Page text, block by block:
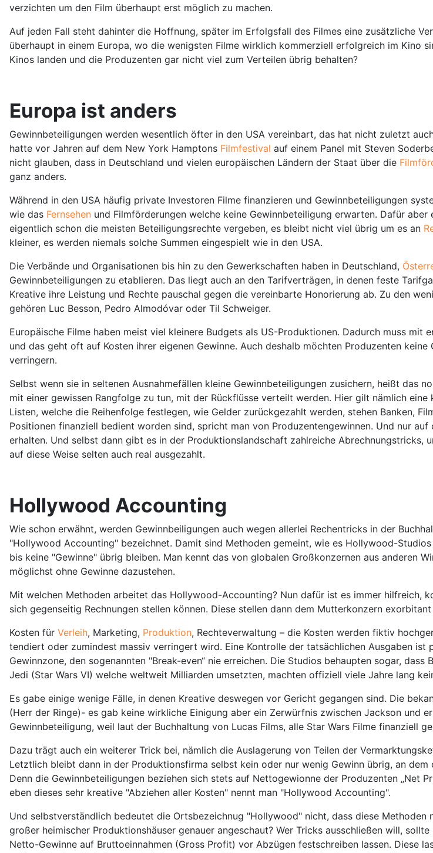
verzichten um den Film überhaupt erst möglich zu machen.
Auf jeden Fall steht dahinter die Hoffnung, später im Erfolgsfall des Filmes eine zusätzliche
überhaupt in einem Europa, wo die wenigsten Filme wirklich kommerziell erfolgreich im Kino
Kinos landen und die Produzenten gar nicht viel zum Verteilen übrig behalten?
Europa ist anders
Gewinnbeteiligungen werden wesentlich öfter in den USA vereinbart, das hat nicht zuletzt
hatte vor Jahren auf dem New York Hamptons Filmfestival auf einem Panel mit Steven
nicht glauben, dass in Deutschland und vielen europäischen Ländern der Staat über die
ganz anders.
Während in den USA häufig private Investoren Filme finanzieren und Gewinnbeteiligungen
wie das Fernsehen und Filmförderungen welche keine Gewinnbeteiligung erwarten. Dafür
eigentlich schon die meisten Beteiligungsrechte vergeben, es bleibt nicht viel übrig um es an
kleiner, es werden niemals solche Summen eingespielt wie in den USA.
Die Verbände und Organisationen bis hin zu den Gewerkschaften haben in Deutschland,
Gewinnbeteiligungen zu etablieren. Das liegt auch an den Tarifverträgen, in denen feste
Kreative ihre Leistung und Rechte pauschal gegen die vereinbarte Honorierung ab. Zu den
gehören Luc Besson, Pedro Almodóvar oder Til Schweiger.
Europäische Filme haben meist viel kleinere Budgets als US-Produktionen. Dadurch muss
und das geht oft auf Kosten ihrer eigenen Gewinne. Auch deshalb möchten Produzenten
verringern.
Selbst wenn sie in seltenen Ausnahmefällen kleine Gewinnbeteiligungen zusichern, heißt das
mit einer gewissen Rangfolge zu tun, mit der Rückflüsse verteilt werden. Hier gilt nämlich
Listen, welche die Reihenfolge festlegen, wie Gelder zurückgezahlt werden, stehen Banken,
Positionen finanziell bedient worden sind, spricht man von Produzentengewinnen. Und nur
erhalten. Und selbst dann gibt es in der Produktionslandschaft zahlreiche Abrechnungstricks,
auf diese Weise selten auch real ausgezahlt.
Hollywood Accounting
Wie schon erwähnt, werden Gewinnbeiligungen auch wegen allerlei Rechentricks in der
"Hollywood Accounting" bezeichnet. Damit sind Methoden gemeint, wie es Hollywood-
bis keine "Gewinne" übrig bleiben. Man kennt das von globalen Großkonzernen aus anderen
möglichst ohne Gewinne dazustehen.
Mit welchen Methoden arbeitet das Hollywood-Accounting? Nun dafür ist es immer hilfreich,
sich gegenseitig Rechnungen stellen können. Diese stellen dann dem Mutterkonzern exorbitant
Kosten für Verleih, Marketing, Produktion, Rechteverwaltung – die Kosten werden fiktiv
tendiert oder zumindest massiv verringert wird. Eine Kontrolle der tatsächlichen Ausgaben
Gewinnzone, den sogenannten "Break-even“ nie erreichen. Die Studios behaupten sogar,
Jedi (Star Wars VI) welche weltweit Milliarden umsetzten, machten offiziell viele Jahre lang
Es gabe einige wenige Fälle, in denen Kreative deswegen vor Gericht gegangen sind. Die
(Herr der Ringe)- es gab keine wirkliche Einigung aber ein Zerwürfnis zwischen Jackson und
Gewinnbeteiligung, weil laut der Buchhaltung von Lucas Films, alle Star Wars Filme finanziell
Dazu trägt auch ein weiterer Trick bei, nämlich die Auslagerung von Teilen der
Letztlich bleibt dann in der Produktionsfirma selbst kein oder nur wenig Gewinn übrig, an
Denn die Gewinnbeteiligungen beziehen sich stets auf Nettogewionne der Produzenten „Net
eben dieses sehr kreative "Abziehen aller Kosten" nennt man "Hollywood Accounting".
Und selbstverständlich bedeutet die Ortsbezeichnug "Hollywood" nicht, dass diese
großer heimischer Produktionshäuser genauer angeschaut? Wer Tricks ausschließen will,
Netto-Gewinne auf Bruttoeinnahmen (Gross Profit) vor Abzügen festschreiben lassen. Diese